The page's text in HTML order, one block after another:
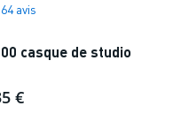
64 avis
casque de studio
€